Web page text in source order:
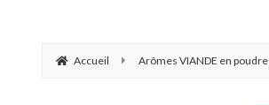
Accueil Arômes VIANDE en poudre